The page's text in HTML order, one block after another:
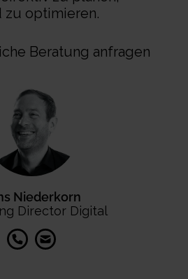
zu optimieren.
Beratung anfragen
Niederkorn
Director Digital